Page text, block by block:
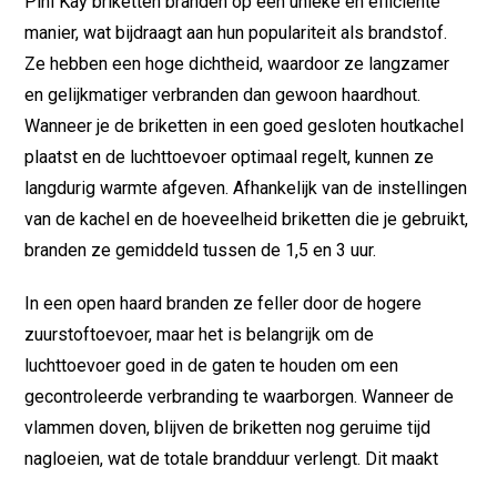
manier, wat bijdraagt aan hun populariteit als brandstof.
Ze hebben een hoge dichtheid, waardoor ze langzamer
en gelijkmatiger verbranden dan gewoon haardhout.
Wanneer je de briketten in een goed gesloten houtkachel
plaatst en de luchttoevoer optimaal regelt, kunnen ze
langdurig warmte afgeven. Afhankelijk van de instellingen
van de kachel en de hoeveelheid briketten die je gebruikt,
branden ze gemiddeld tussen de 1,5 en 3 uur.
In een open haard branden ze feller door de hogere
zuurstoftoevoer, maar het is belangrijk om de
luchttoevoer goed in de gaten te houden om een
gecontroleerde verbranding te waarborgen. Wanneer de
vlammen doven, blijven de briketten nog geruime tijd
nagloeien, wat de totale brandduur verlengt. Dit maakt